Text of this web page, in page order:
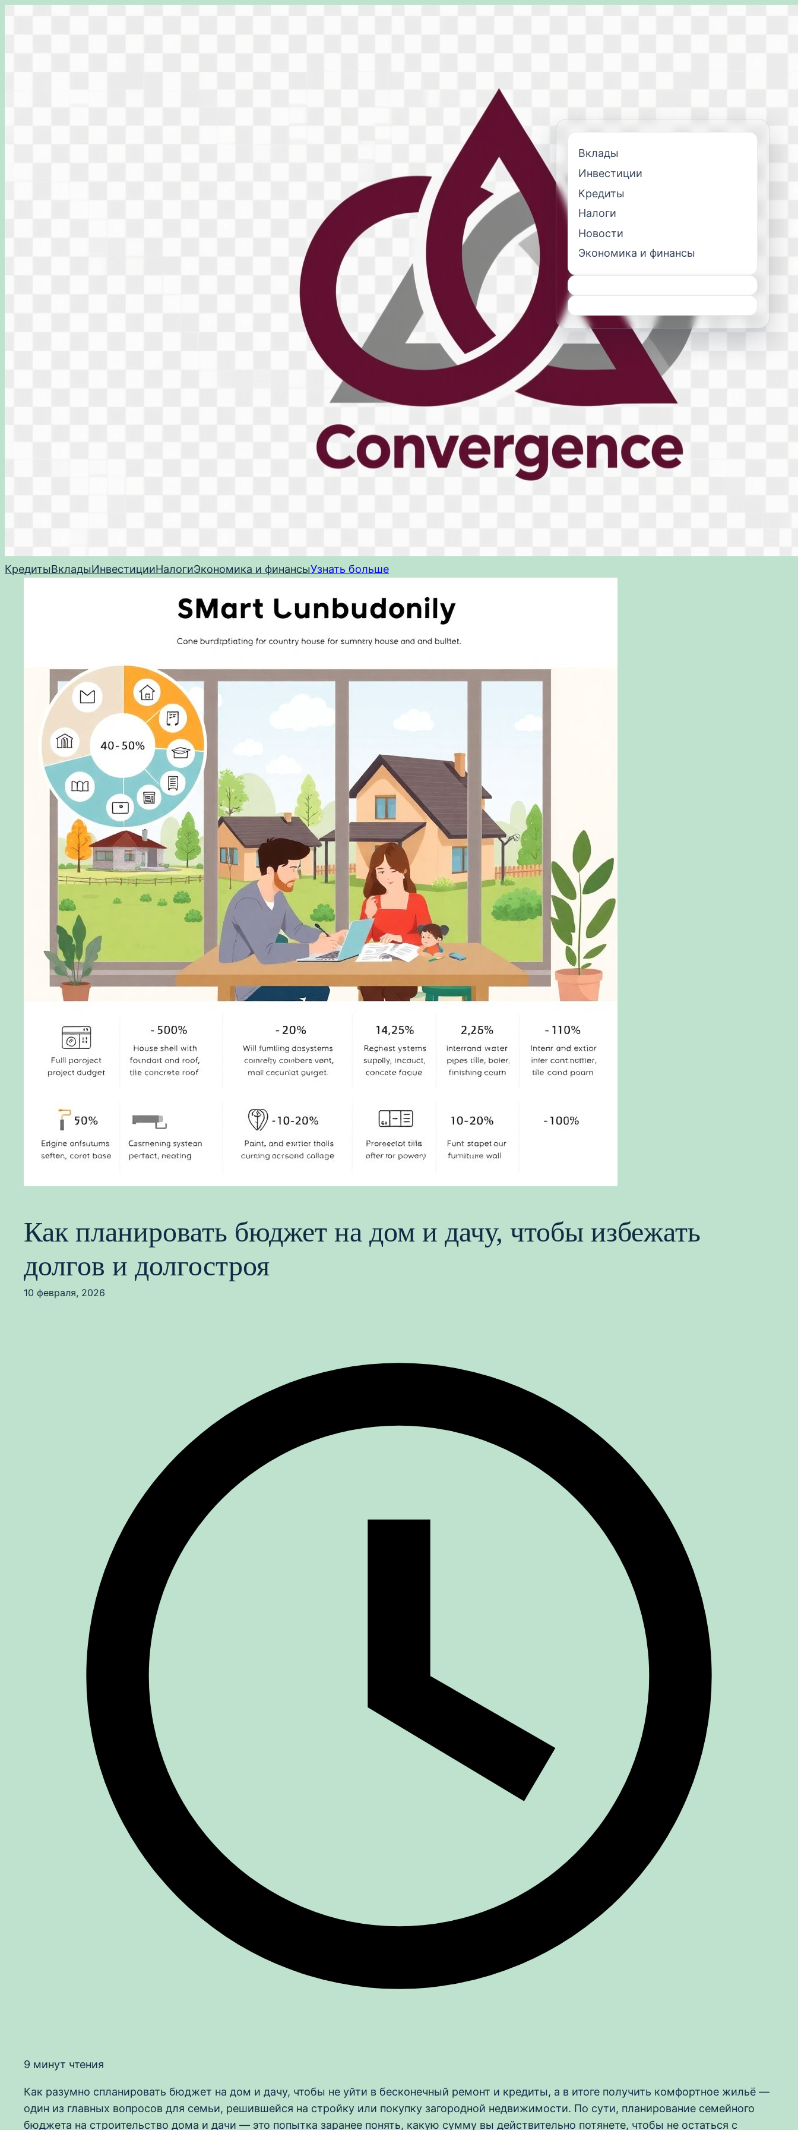
КредитыВкладыИнвестицииНалогиЭкономика и финансыУзнать больше
Как планировать бюджет на дом и дачу, чтобы избежать
долгов и долгостроя
10 февраля, 2026
9 минут чтения
Как разумно спланировать бюджет на дом и дачу, чтобы не уйти в бесконечный ремонт и кредиты, а в итоге получить комфортное жильё —
один из главных вопросов для семьи, решившейся на стройку или покупку загородной недвижимости. По сути, планирование семейного
бюджета на строительство дома и дачи — это попытка заранее понять, какую сумму вы действительно потянете, чтобы не остаться с
Вклады
Инвестиции
Кредиты
Налоги
Новости
Экономика и финансы